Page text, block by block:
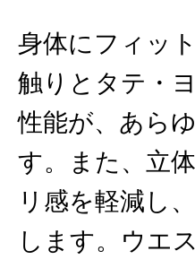
身体にフィッ
触りとタテ・
性能が、あら
す。また、立
リ感を軽減し
します。ウエ